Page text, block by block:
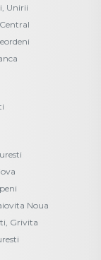
Unirii
Noua
Grivita